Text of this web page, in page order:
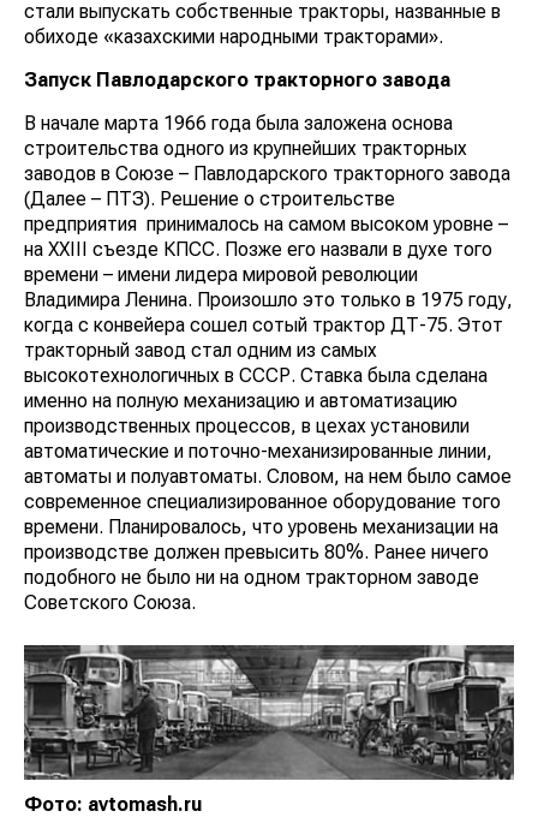
стали выпускать собственные тракторы, названные в
обиходе «казахскими народными тракторами».
Запуск Павлодарского тракторного завода
В начале марта 1966 года была заложена основа
строительства одного из крупнейших тракторных
заводов в Союзе – Павлодарского тракторного завода
(Далее – ПТЗ). Решение о строительстве
предприятия принималось на самом высоком уровне –
на XXIII съезде КПСС. Позже его назвали в духе того
времени – имени лидера мировой революции
Владимира Ленина. Произошло это только в 1975 году,
когда с конвейера сошел сотый трактор ДТ-75. Этот
тракторный завод стал одним из самых
высокотехнологичных в СССР. Ставка была сделана
именно на полную механизацию и автоматизацию
производственных процессов, в цехах установили
автоматические и поточно-механизированные линии,
автоматы и полуавтоматы. Словом, на нем было самое
современное специализированное оборудование того
времени. Планировалось, что уровень механизации на
производстве должен превысить 80%. Ранее ничего
подобного не было ни на одном тракторном заводе
Советского Союза.
Фото: avtomash.ru